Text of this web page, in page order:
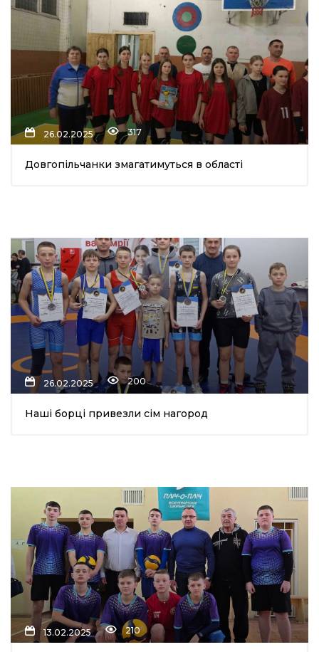
26.02.2025 317
Довгопільчанки змагатимуться в області
26.02.2025 200
Наші борці привезли сім нагород
13.02.2025 210